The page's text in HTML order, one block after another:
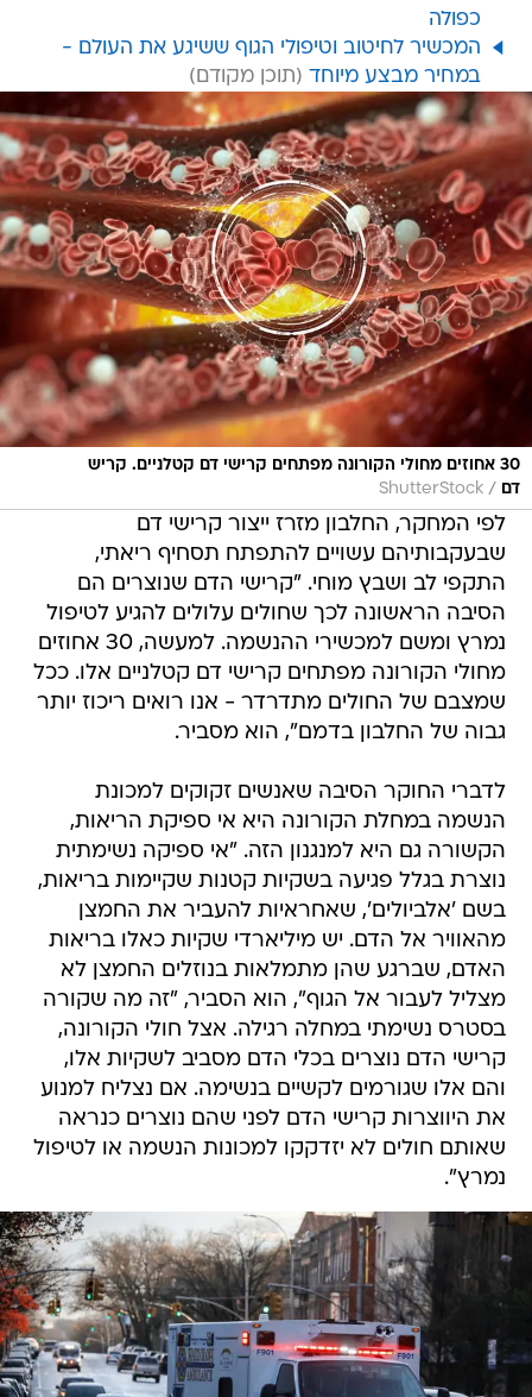
כפולה
המכשיר לחיטוב וטיפולי הגוף ששיגע את העולם -
במחיר מבצע מיוחד
30 אחוזים מחולי הקורונה מפתחים קרישי דם קטלניים. קריש
דם
/
ShutterStock
לפי המחקר, החלבון מזרז ייצור קרישי דם
שבעקבותיהם עשויים להתפתח תסחיף ריאתי,
התקפי לב ושבץ מוחי. "קרישי הדם שנוצרים הם
הסיבה הראשונה לכך שחולים עלולים להגיע לטיפול
נמרץ ומשם למכשירי ההנשמה. למעשה, 30 אחוזים
מחולי הקורונה מפתחים קרישי דם קטלניים אלו. ככל
שמצבם של החולים מתדרדר - אנו רואים ריכוז יותר
גבוה של החלבון בדמם", הוא מסביר.
לדברי החוקר הסיבה שאנשים זקוקים למכונת
הנשמה במחלת הקורונה היא אי ספיקת הריאות,
הקשורה גם היא למנגנון הזה. "אי ספיקה נשימתית
נוצרת בגלל פגיעה בשקיות קטנות שקיימות בריאות,
בשם 'אלביולים', שאחראיות להעביר את החמצן
מהאוויר אל הדם. יש מיליארדי שקיות כאלו בריאות
האדם, שברגע שהן מתמלאות בנוזלים החמצן לא
מצליל לעבור אל הגוף", הוא הסביר, "זה מה שקורה
בסטרס נשימתי במחלה רגילה. אצל חולי הקורונה,
קרישי הדם נוצרים בכלי הדם מסביב לשקיות אלו,
והם אלו שגורמים לקשיים בנשימה. אם נצליח למנוע
את היווצרות קרישי הדם לפני שהם נוצרים כנראה
שאותם חולים לא יזדקקו למכונות הנשמה או לטיפול
נמרץ".